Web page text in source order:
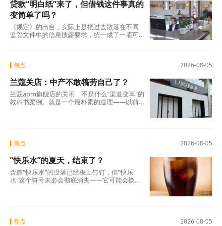
贷款“明白纸”来了，但借钱这件事真的
变简单了吗？
《规定》的出台，实际上是把过去散落在不同
监管文件中的信息披露要求，统一成了一项可
获客、担保增信等领域的第三方合作机构统一
须在你借钱之前，把全部费用列在一张表上，
算清年化综合成本，让你签字确认。 这张表，
业内称之为贷款“明白纸”。
2026-08-05
焦点
兰蔻关店：中产不敢犒劳自己了？
兰蔻apm旗舰店的关闭，不是什么"渠道变革"的
教科书案例。就是一个最朴素的道理——以前
2026-08-05
焦点
“快乐水”的夏天，结束了？
含糖"快乐水"的没落已经板上钉钉，但"快乐
水"这个符号未必会彻底消失——它可能会换一
2026-08-05
焦点